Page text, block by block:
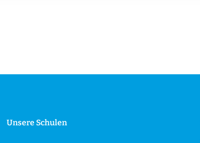
Unsere Schulen